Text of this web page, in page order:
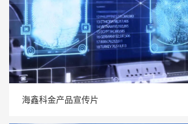
海鑫科金产品宣传片
海鑫科金产品宣传片